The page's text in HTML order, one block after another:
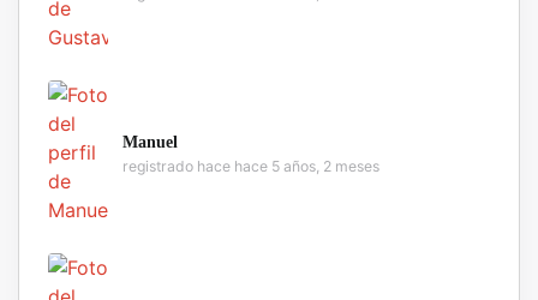
Manuel
registrado hace hace 5 años, 2 meses